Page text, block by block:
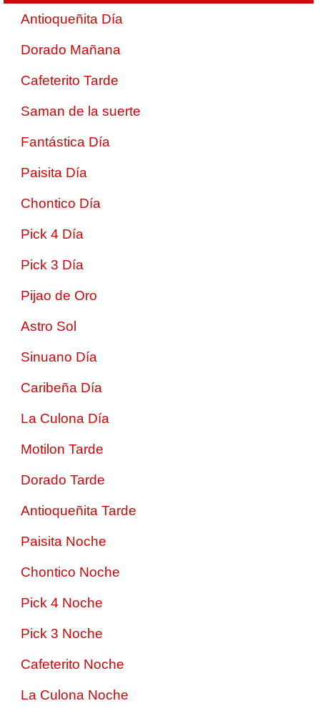
Antioqueñita Día
Dorado Mañana
Cafeterito Tarde
Saman de la suerte
Fantástica Día
Paisita Día
Chontico Día
Pick 4 Día
Pick 3 Día
Pijao de Oro
Astro Sol
Sinuano Día
Caribeña Día
La Culona Día
Motilon Tarde
Dorado Tarde
Antioqueñita Tarde
Paisita Noche
Chontico Noche
Pick 4 Noche
Pick 3 Noche
Cafeterito Noche
La Culona Noche